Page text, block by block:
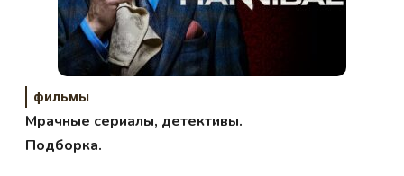
фильмы
Мрачные сериалы, детективы.
Подборка.